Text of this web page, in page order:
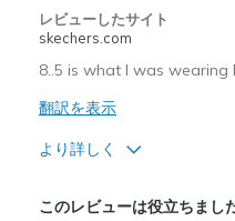
レビューしたサイト
skechers.com
8..5 is what I was
翻訳を表示
より詳しく
このレビューは役立ちまし